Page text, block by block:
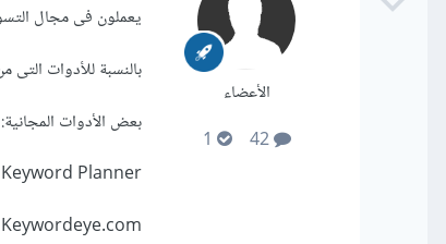
الأعضاء
42
يعملون فى مجال
بالنسبة للأدوات
بعض الأدوات المجانية:
Planner
Keywordeye.com